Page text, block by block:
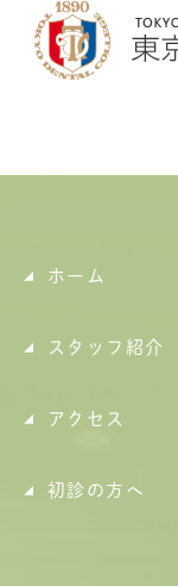
ホーム
スタッフ紹介
アクセス
初診の方へ